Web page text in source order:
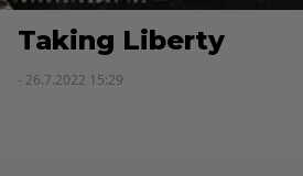
Taking Liberty
- 26.7.2022 15:29